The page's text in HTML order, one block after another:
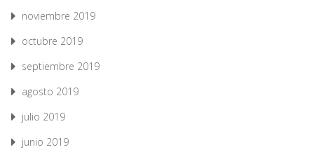
noviembre 2019
octubre 2019
septiembre 2019
agosto 2019
julio 2019
junio 2019